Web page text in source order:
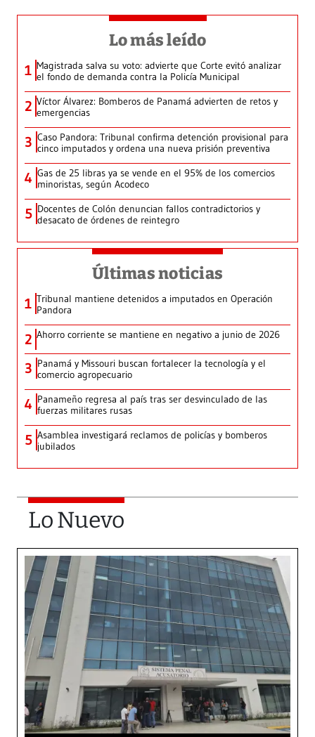
Lo más leído
1 Magistrada salva su voto: advierte que Corte evitó analizar
el fondo de demanda contra la Policía Municipal
2 Víctor Álvarez: Bomberos de Panamá advierten de retos y
emergencias
3 Caso Pandora: Tribunal confirma detención provisional para
cinco imputados y ordena una nueva prisión preventiva
4 Gas de 25 libras ya se vende en el 95% de los comercios
minoristas, según Acodeco
5 Docentes de Colón denuncian fallos contradictorios y
desacato de órdenes de reintegro
Últimas noticias
1 Tribunal mantiene detenidos a imputados en Operación
Pandora
2 Ahorro corriente se mantiene en negativo a junio de 2026
3 Panamá y Missouri buscan fortalecer la tecnología y el
comercio agropecuario
4 Panameño regresa al país tras ser desvinculado de las
fuerzas militares rusas
5 Asamblea investigará reclamos de policías y bomberos
jubilados
Lo Nuevo